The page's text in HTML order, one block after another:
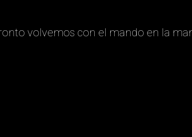
volvemos con el mando en la